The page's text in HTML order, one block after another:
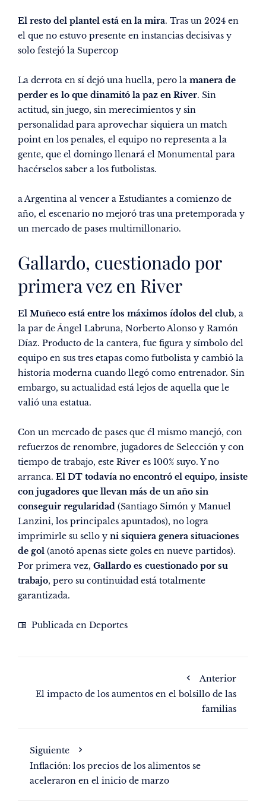
El resto del plantel está en la mira. Tras un 2024 en
el que no estuvo presente en instancias decisivas y
solo festejó la Supercop
La derrota en sí dejó una huella, pero la manera de
perder es lo que dinamitó la paz en River. Sin
actitud, sin juego, sin merecimientos y sin
personalidad para aprovechar siquiera un match
point en los penales, el equipo no representa a la
gente, que el domingo llenará el Monumental para
hacérselos saber a los futbolistas.
a Argentina al vencer a Estudiantes a comienzo de
año, el escenario no mejoró tras una pretemporada y
un mercado de pases multimillonario.
Gallardo, cuestionado por
primera vez en River
El Muñeco está entre los máximos ídolos del club, a
la par de Ángel Labruna, Norberto Alonso y Ramón
Díaz. Producto de la cantera, fue figura y símbolo del
equipo en sus tres etapas como futbolista y cambió la
historia moderna cuando llegó como entrenador. Sin
embargo, su actualidad está lejos de aquella que le
valió una estatua.
Con un mercado de pases que él mismo manejó, con
refuerzos de renombre, jugadores de Selección y con
tiempo de trabajo, este River es 100% suyo. Y no
arranca. El DT todavía no encontró el equipo, insiste
con jugadores que llevan más de un año sin
conseguir regularidad (Santiago Simón y Manuel
Lanzini, los principales apuntados), no logra
imprimirle su sello y ni siquiera genera situaciones
de gol (anotó apenas siete goles en nueve partidos).
Por primera vez, Gallardo es cuestionado por su
trabajo, pero su continuidad está totalmente
garantizada.
Publicada en Deportes
Anterior
El impacto de los aumentos en el bolsillo de las
familias
Siguiente
Inflación: los precios de los alimentos se
aceleraron en el inicio de marzo